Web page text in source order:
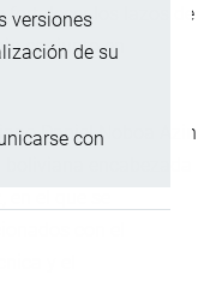
versiones
de su
con
fortalecer los lazos de
conjunto en
Daniel Noboa Azin
encabezada
el que se
con el
y el